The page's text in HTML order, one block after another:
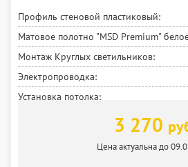
Профиль стеновой пластиковый:
Матовое полотно "MSD Premium"
Монтаж Круглых светильников:
Электропроводка:
Установка потолка:
3 270
Цена актуальна до